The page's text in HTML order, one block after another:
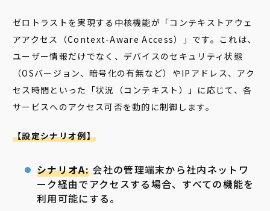
ゼロトラストを実現する中核機能が「コンテキストアウェ
アアクセス（Context-Aware Access）」です。これは、
ユーザー情報だけでなく、デバイスのセキュリティ状態
（OSバージョン、暗号化の有無など）やIPアドレス、アク
セス時間といった「状況（コンテキスト）」に応じて、各
サービスへのアクセス可否を動的に制御します。
【設定シナリオ例】
シナリオA:会社の管理端末から社内ネットワ
ーク経由でアクセスする場合、すべての機能を
利用可能にする。